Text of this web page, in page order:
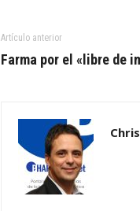
Artículo anterior
Farma por el «libre de